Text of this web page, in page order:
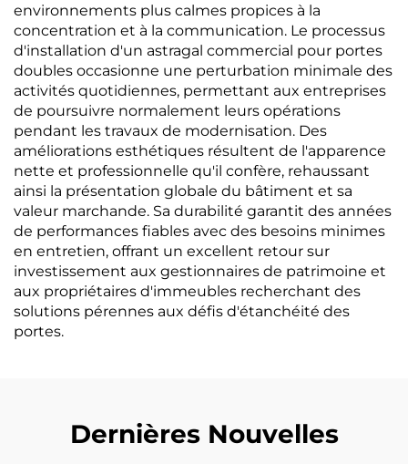
environnements plus calmes propices à la
concentration et à la communication. Le processus
d'installation d'un astragal commercial pour portes
doubles occasionne une perturbation minimale des
activités quotidiennes, permettant aux entreprises
de poursuivre normalement leurs opérations
pendant les travaux de modernisation. Des
améliorations esthétiques résultent de l'apparence
nette et professionnelle qu'il confère, rehaussant
ainsi la présentation globale du bâtiment et sa
valeur marchande. Sa durabilité garantit des années
de performances fiables avec des besoins minimes
en entretien, offrant un excellent retour sur
investissement aux gestionnaires de patrimoine et
aux propriétaires d'immeubles recherchant des
solutions pérennes aux défis d'étanchéité des
portes.
Dernières Nouvelles